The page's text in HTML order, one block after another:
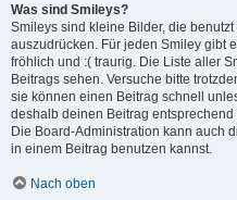
Was sind Smileys?
Smileys sind kleine Bilder, die
auszudrücken. Für jeden Smiley gibt
fröhlich und :( traurig. Die Liste aller
Beitrags sehen. Versuche bitte
sie können einen Beitrag schnell
deshalb deinen Beitrag
Die Board-Administration kann auch
in einem Beitrag benutzen kannst.
Nach oben